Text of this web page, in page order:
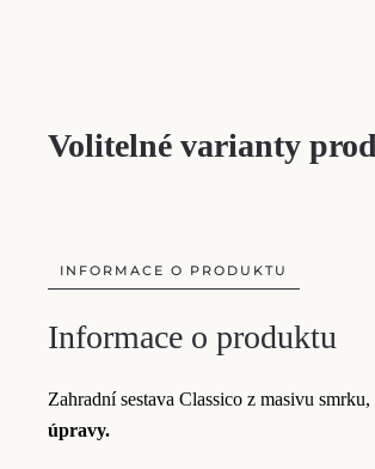
Volitelné varianty
INFORMACE O PRODUKTU
Informace o produktu
Zahradní sestava Classico z masivu
úpravy.